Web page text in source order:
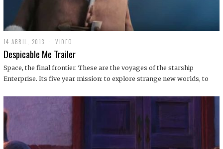
14 ABRIL, 2013
9
D
C
I
1
VIDEO
Despicable Me Trailer
Space, the final frontier. These are the voyages of the starship
Enterprise. Its five year mission: to explore strange new worlds, to